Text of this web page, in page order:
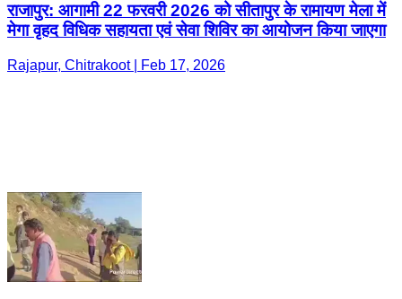
राजापुर: आगामी 22 फरवरी 2026 को सीतापुर के रामायण मेला में
मेगा वृहद विधिक सहायता एवं सेवा शिविर का आयोजन किया जाएगा
Rajapur, Chitrakoot | Feb 17, 2026